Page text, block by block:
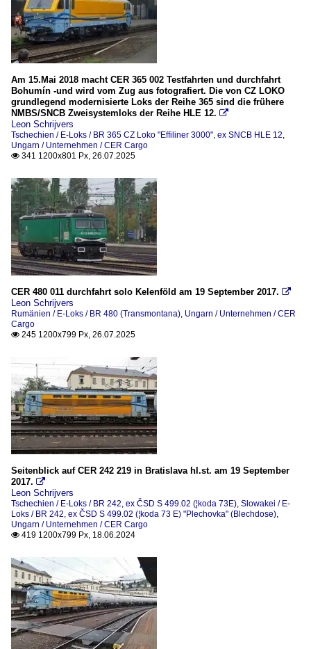
BR 242, ex ČSD S 499.02 (Škoda 73 E) "Plechovka"
Tschechien
E-Loks
BR 186 (TRAXX 140 MS)
BR 210, ex ČSD S 458.0 (Škoda 51E)
BR 242, ex ČSD S 499.02 (Škoda 73E)
BR 365 CZ Loko "Effiliner 3000", ex SNCB HLE 12
Unternehmen
CZ Loko a.s.
Zuggattungen
Güterzüge
_Spezifikationen von Triebfahrzeugen
Tschechien
E-Loks
Am 15.Mai 2018 macht CER 365 002 Testfahrten und durchfahrt
Bohumín -und wird vom Zug aus fotografiert. Die von CZ LOKO
grundlegend modernisierte Loks der Reihe 365 sind die frühere
NMBS/SNCB Zweisystemloks der Reihe HLE 12. 
Leon Schrijvers
Tschechien / E-Loks / BR 365 CZ Loko "Effiliner 3000", ex SNCB HLE 12,
Ungarn / Unternehmen / CER Cargo
 341 1200x801 Px, 26.07.2025
CER 480 011 durchfahrt solo Kelenföld am 19 September 2017. 
Leon Schrijvers
Rumänien / E-Loks / BR 480 (Transmontana), Ungarn / Unternehmen / CER
Cargo
 245 1200x799 Px, 26.07.2025
Seitenblick auf CER 242 219 in Bratislava hl.st. am 19 September
2017. 
Leon Schrijvers
Tschechien / E-Loks / BR 242, ex ČSD S 499.02 (¦koda 73E), Slowakei / E-
Loks / BR 242, ex ČSD S 499.02 (¦koda 73 E) "Plechovka" (Blechdose),
Ungarn / Unternehmen / CER Cargo
 419 1200x799 Px, 18.06.2024